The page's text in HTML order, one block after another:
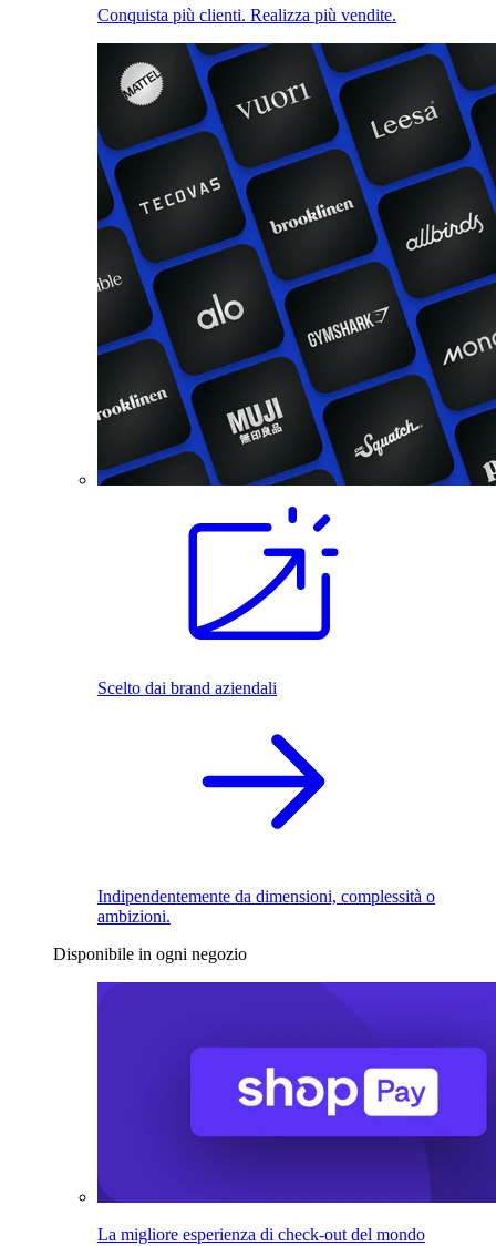
Conquista più clienti. Realizza più vendite.
Scelto dai brand aziendali
Indipendentemente da dimensioni, complessità o
ambizioni.
Disponibile in ogni negozio
La migliore esperienza di check-out del mondo